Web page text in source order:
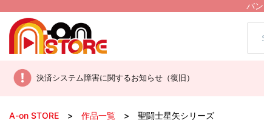
バ
決済システム障害に関するお知らせ（復旧）
A-on STORE 作品一覧 聖闘士星矢シリーズ